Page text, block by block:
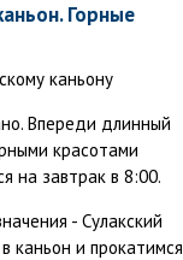
Горные
Впереди длинный
красотами
на завтрак в 8:00.
- Сулакский
каньон и прокатимся